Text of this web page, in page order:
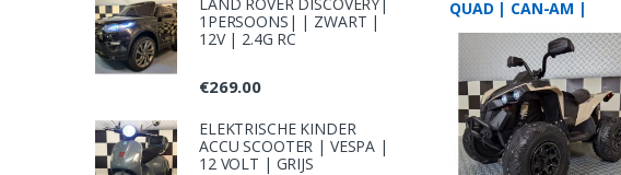
QUAD | CAN-AM |
LAND ROVER DISCOVERY|
1PERSOONS| | ZWART |
12V | 2.4G RC
€269.00
ELEKTRISCHE KINDER
ACCU SCOOTER | VESPA |
12 VOLT | GRIJS